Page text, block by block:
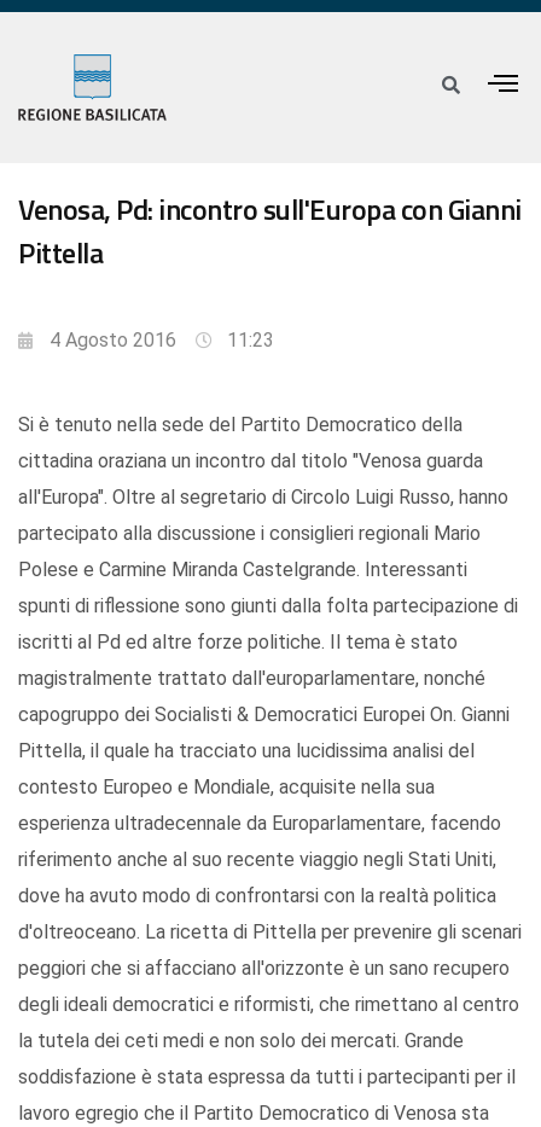
Venosa, Pd: incontro sull'Europa con Gianni
Pittella
4 Agosto 2016 11:23
Si è tenuto nella sede del Partito Democratico della
cittadina oraziana un incontro dal titolo "Venosa guarda
all'Europa". Oltre al segretario di Circolo Luigi Russo, hanno
partecipato alla discussione i consiglieri regionali Mario
Polese e Carmine Miranda Castelgrande. Interessanti
spunti di riflessione sono giunti dalla folta partecipazione di
iscritti al Pd ed altre forze politiche. Il tema è stato
magistralmente trattato dall'europarlamentare, nonché
capogruppo dei Socialisti & Democratici Europei On. Gianni
Pittella, il quale ha tracciato una lucidissima analisi del
contesto Europeo e Mondiale, acquisite nella sua
esperienza ultradecennale da Europarlamentare, facendo
riferimento anche al suo recente viaggio negli Stati Uniti,
dove ha avuto modo di confrontarsi con la realtà politica
d'oltreoceano. La ricetta di Pittella per prevenire gli scenari
peggiori che si affacciano all'orizzonte è un sano recupero
degli ideali democratici e riformisti, che rimettano al centro
la tutela dei ceti medi e non solo dei mercati. Grande
soddisfazione è stata espressa da tutti i partecipanti per il
lavoro egregio che il Partito Democratico di Venosa sta